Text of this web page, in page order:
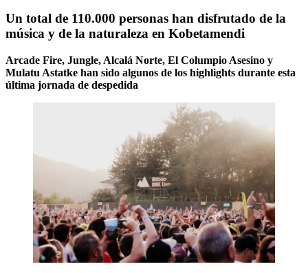
Un total de 110.000 personas han disfrutado de la
música y de la naturaleza en Kobetamendi
Arcade Fire, Jungle, Alcalá Norte, El Columpio Asesino y
Mulatu Astatke han sido algunos de los highlights durante esta
última jornada de despedida